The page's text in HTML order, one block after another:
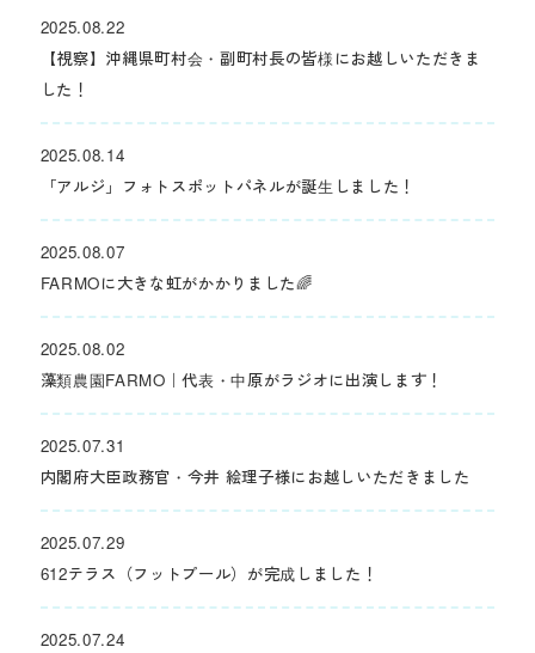
2025.08.22
【視察】沖縄県町村会・副町村長の皆様にお越しいただきま
した！
2025.08.14
「アルジ」フォトスポットパネルが誕生しました！
2025.08.07
FARMOに大きな虹がかかりました🌈
2025.08.02
藻類農園FARMO｜代表・中原がラジオに出演します！
2025.07.31
内閣府大臣政務官・今井 絵理子様にお越しいただきました
2025.07.29
612テラス（フットプール）が完成しました！
2025.07.24